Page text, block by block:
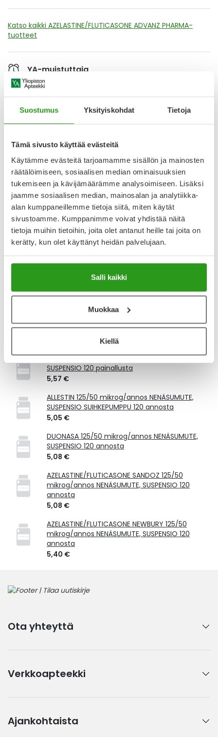
Suostumus Yksityiskohdat Tietoja
Tämä sivusto käyttää evästeitä
Käytämme evästeitä tarjoamamme sisällön ja mainosten
räätälöimiseen, sosiaalisen median ominaisuuksien
tukemiseen ja kävijämäärämme analysoimiseen. Lisäksi
jaamme sosiaalisen median, mainosalan ja analytiikka-
alan kumppaneillemme tietoja siitä, miten käytät
sivustoamme. Kumppanimme voivat yhdistää näitä
tietoja muihin tietoihin, joita olet antanut heille tai joita on
kerätty, kun olet käyttänyt heidän palvelujaan.
Salli kaikki
Muokkaa
Kiellä
Katso kaikki AZELASTINE/FLUTICASONE ADVANZ PHARMA-
tuotteet
YA-muistuttaja
Muistuttajan avulla pidät huolen, että tilaat tarvitsemasi
tuotteet ajoissa, eivätkä ne lopu kesken.
Lisää tuote muistuttajaan
Lue lisää muistuttajasta
Kela-korvattavuus ja reseptin toimitusmaksu
Tämä tuote ei ole Kela-korvattava. Reseptin
toimitusmaksu 2,46 € lisätään tuotteen hintaan.
Laske korvauksen suuruus
Vastaavat tuotteet
DYMISTA 125/50 mikrog/annos NENÄSUMUTE,
SUSPENSIO 23 G, SUIHKEPUMPPU 120 annosta
SUSPENSIO 23 G 120 annosta
FLUTISTA 125/50 mikrog/painallus NENÄSUMUTE,
SUSPENSIO 120 painallusta
5,57 €
ALLESTIN 125/50 mikrog/annos NENÄSUMUTE,
SUSPENSIO SUIHKEPUMPPU 120 annosta
5,05 €
DUONASA 125/50 mikrog/annos NENÄSUMUTE,
SUSPENSIO 120 annosta
5,08 €
AZELASTINE/FLUTICASONE SANDOZ 125/50
mikrog/annos NENÄSUMUTE, SUSPENSIO 120
annosta
5,08 €
AZELASTINE/FLUTICASONE NEWBURY 125/50
mikrog/annos NENÄSUMUTE, SUSPENSIO 120
annosta
5,40 €
Ota yhteyttä
Verkkoapteekki
Ajankohtaista